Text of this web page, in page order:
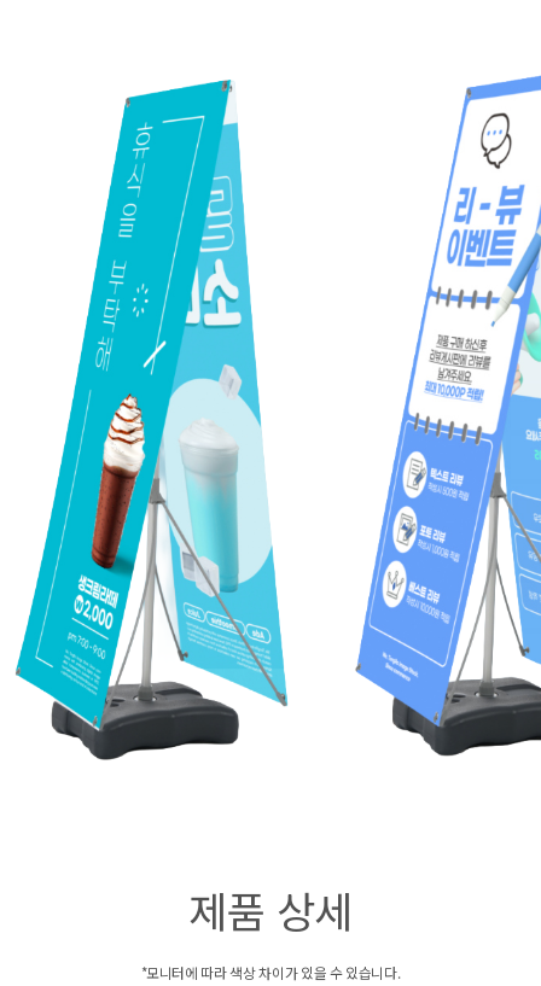
제품 상세
*모니터에 따라 색상 차이가 있을 수 있습니다.